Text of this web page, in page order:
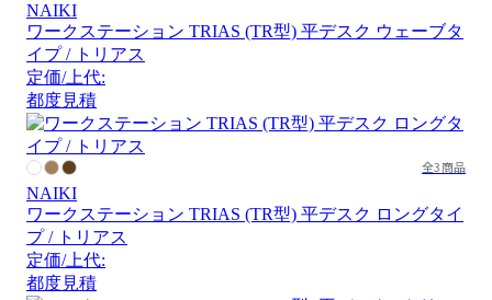
NAIKI
ワークステーション TRIAS (TR型) 平デスク ウェーブタ
イプ / トリアス
定価/上代:
都度見積
全3商品
NAIKI
ワークステーション TRIAS (TR型) 平デスク ロングタイ
プ / トリアス
定価/上代:
都度見積